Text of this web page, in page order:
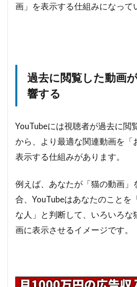
画」を表示する仕組みになって
過去に閲覧した動画
響する
YouTubeには視聴者が過去に閲
から、より最適な関連動画を「
表示する仕組みがあります。
例えば、あなたが「猫の動画」
合、YouTubeはあなたのことを
な人」と判断して、いろいろな
画に表示させるイメージです。